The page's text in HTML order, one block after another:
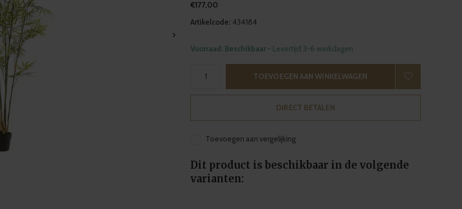
€177,00
Artikelcode: 434184
Voorraad: Beschikbaar - Levertijd 3-6 werkdagen
TOEVOEGEN AAN WINKELWAGEN
DIRECT BETALEN
Toevoegen aan vergelijking
Dit product is beschikbaar in de volgende
varianten: